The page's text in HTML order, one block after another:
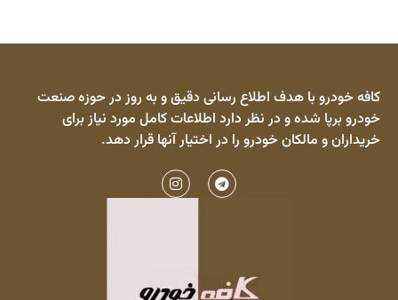
کافه خودرو با هدف اطلاع رسانی دقیق و به روز در حوزه صنعت
خودرو برپا شده و در نظر دارد اطلاعات کامل مورد نیاز برای
خریداران و مالکان خودرو را در اختیار آنها قرار دهد.